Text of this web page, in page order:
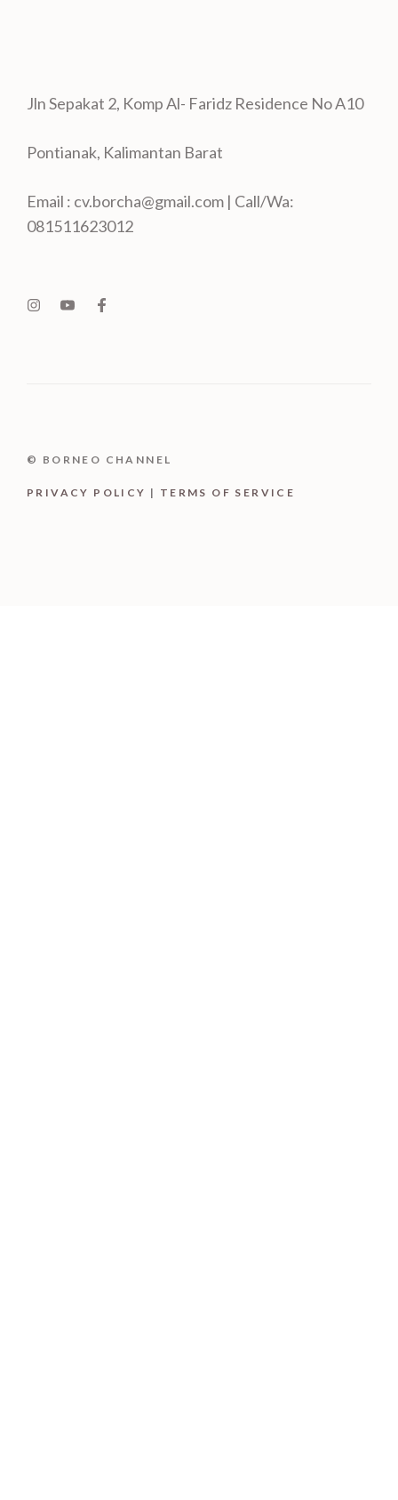
Jln Sepakat 2, Komp Al- Faridz Residence No A10
Pontianak, Kalimantan Barat
Email : cv.borcha@gmail.com | Call/Wa:
081511623012
© BORNEO CHANNEL
PRIVACY POLICY | TERMS OF SERVICE